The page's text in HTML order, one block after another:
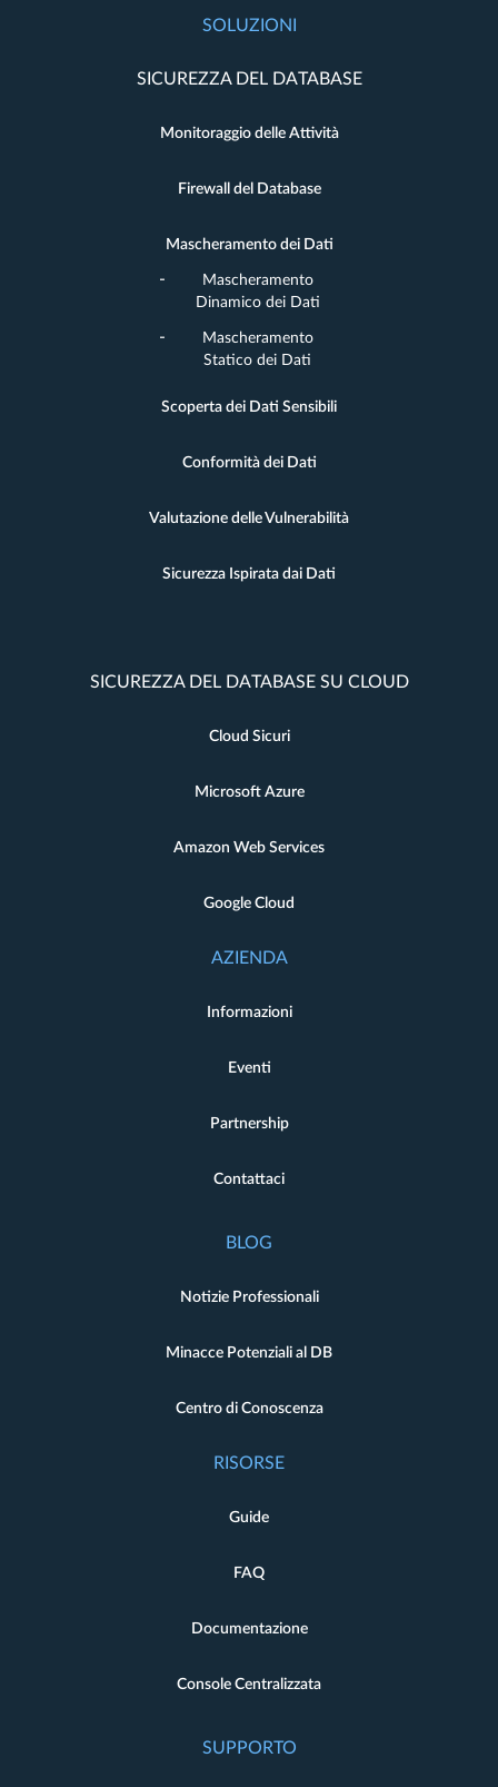
SOLUZIONI
SICUREZZA DEL DATABASE
Monitoraggio delle Attività
Firewall del Database
Mascheramento dei Dati
Mascheramento
Dinamico dei Dati
Mascheramento
Statico dei Dati
Scoperta dei Dati Sensibili
Conformità dei Dati
Valutazione delle Vulnerabilità
Sicurezza Ispirata dai Dati
SICUREZZA DEL DATABASE SU CLOUD
Cloud Sicuri
Microsoft Azure
Amazon Web Services
Google Cloud
AZIENDA
Informazioni
Eventi
Partnership
Contattaci
BLOG
Notizie Professionali
Minacce Potenziali al DB
Centro di Conoscenza
RISORSE
Guide
FAQ
Documentazione
Console Centralizzata
SUPPORTO